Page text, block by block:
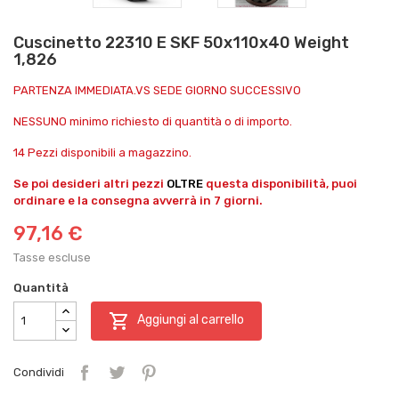
Cuscinetto 22310 E SKF 50x110x40 Weight
1,826
PARTENZA IMMEDIATA.VS SEDE GIORNO SUCCESSIVO
NESSUNO minimo richiesto di quantità o di importo.
14 Pezzi disponibili a magazzino.
Se poi desideri altri pezzi OLTRE questa disponibilità, puoi
ordinare e la consegna avverrà in 7 giorni.
97,16 €
Tasse escluse
Quantità
 Aggiungi al carrello
Condividi